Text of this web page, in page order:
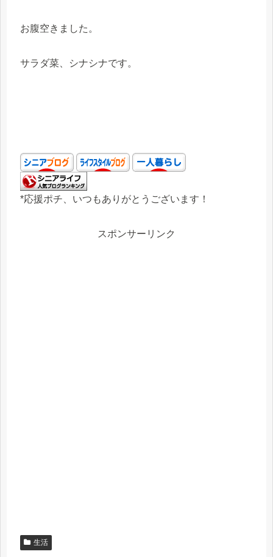
お腹空きました。
サラダ菜、シナシナです。
*応援ポチ、いつもありがとうございます！
スポンサーリンク
生活